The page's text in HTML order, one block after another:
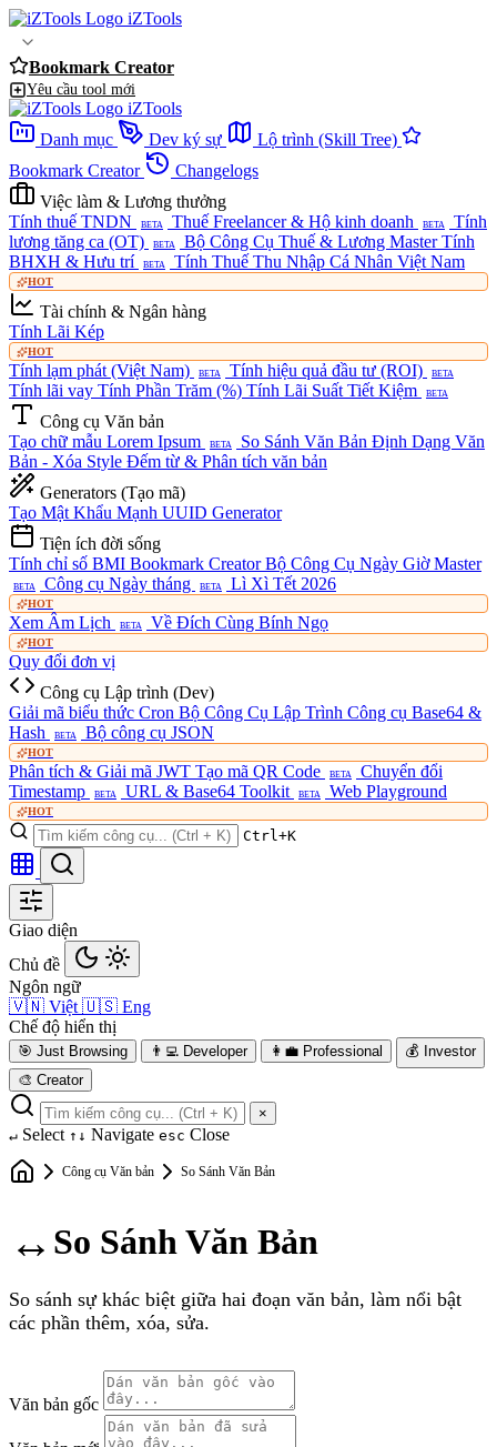
iZTools
Bookmark Creator
Yêu cầu tool mới
iZTools
Danh mục
Dev ký sự
Lộ trình (Skill Tree)
Bookmark Creator
Changelogs
Việc làm & Lương thưởng
Tính thuế TNDN
BETA Thuế Freelancer & Hộ kinh doanh BETA
Tính
lương tăng ca (OT)
BETA Bộ Công Cụ Thuế & Lương MasterTính
BHXH & Hưu trí
BETA Tính Thuế Thu Nhập Cá Nhân Việt Nam
HOT
Tài chính & Ngân hàng
Tính Lãi Kép
HOT
Tính lạm phát (Việt Nam) BETA Tính hiệu quả đầu tư (ROI) BETA
Tính lãi vay Tính Phần Trăm (%) Tính Lãi Suất Tiết Kiệm BETA
Công cụ Văn bản
Tạo chữ mẫu Lorem Ipsum
BETA So Sánh Văn Bản Định Dạng Văn
Bản - Xóa Style Đếm từ & Phân tích văn bản
Generators (Tạo mã)
Tạo Mật Khẩu Mạnh UUID Generator
Tiện ích đời sống
Tính chỉ số BMI Bookmark CreatorBộ Công Cụ Ngày Giờ Master
BETA Công cụ Ngày tháng BETA Lì Xì Tết 2026
HOT
Xem Âm Lịch BETA Về Đích Cùng Bính Ngọ
HOT
Quy đổi đơn vị
Công cụ Lập trình (Dev)
Giải mã biểu thức Cron Bộ Công Cụ Lập Trình Công cụ Base64 &
Hash
BETA Bộ công cụ JSON
HOT
Phân tích & Giải mã JWT Tạo mã QR Code BETA
Chuyển đổi
Timestamp
BETA URL & Base64 Toolkit BETA Web Playground
HOT
Ctrl+K
Giao diện
Chủ đề
Ngôn ngữ
🇻🇳 Việt 🇺🇸 Eng
Chế độ hiển thị
🎯 Just Browsing 👨‍💻 Developer 👩‍💼 Professional 💰 Investor
🎨 Creator
×
↵ Select ↑↓ Navigate esc Close
Công cụ Văn bản So Sánh Văn Bản
↔️ So Sánh Văn Bản
So sánh sự khác biệt giữa hai đoạn văn bản, làm nổi bật
các phần thêm, xóa, sửa.
Văn bản gốc